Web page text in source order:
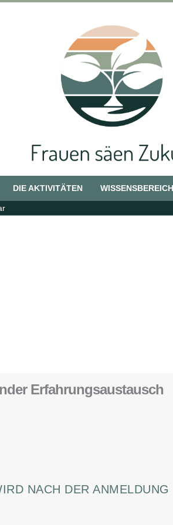
DIE AKTIVITÄTEN WISSENSBEREICH
r Erfahrungsaustausch
NACH DER ANMELDUNG